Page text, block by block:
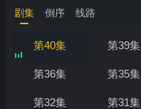
剧集 倒序 线路
第40集 第39集
第36集 第35集
第32集 第31集